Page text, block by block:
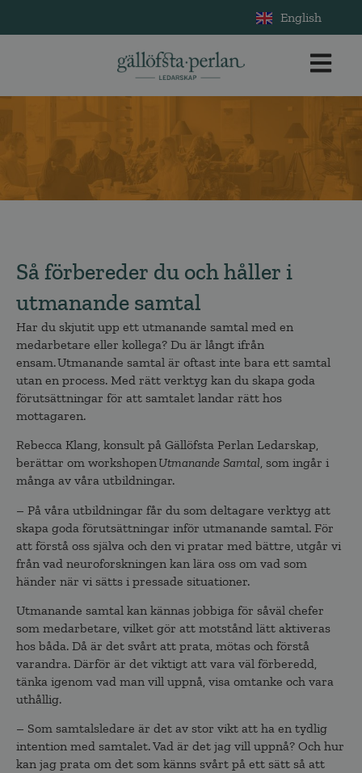
English
Så förbereder du och håller i
utmanande samtal
Har du skjutit upp ett utmanande samtal med en
medarbetare eller kollega? Du är långt ifrån
ensam. Utmanande samtal är oftast inte bara ett samtal
utan en process. Med rätt verktyg kan du skapa goda
förutsättningar för att samtalet landar rätt hos
mottagaren.
Rebecca Klang, konsult på Gällöfsta Perlan Ledarskap,
berättar om workshopenUtmanande Samtal, som ingår i
många av våra utbildningar.
– På våra utbildningar får du som deltagare verktyg att
skapa goda förutsättningar inför utmanande samtal. För
att förstå oss själva och den vi pratar med bättre, utgår vi
från vad neuroforskningen kan lära oss om vad som
händer när vi sätts i pressade situationer.
Utmanande samtal kan kännas jobbiga för såväl chefer
som medarbetare, vilket gör att motstånd lätt aktiveras
hos båda. Då är det svårt att prata, mötas och förstå
varandra. Därför är det viktigt att vara väl förberedd,
tänka igenom vad man vill uppnå, visa omtanke och vara
uthållig.
– Som samtalsledare är det av stor vikt att ha en tydlig
intention med samtalet. Vad är det jag vill uppnå? Och hur
kan jag prata om det som känns svårt på ett sätt så att